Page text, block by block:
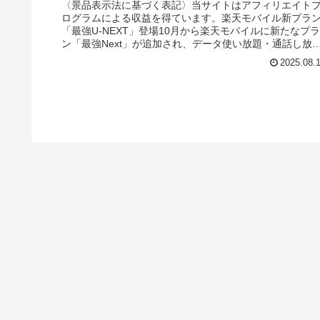
〈景品表示法に基づく表記〉当サイトはアフィリエイト
ログラムによる収益を得ています。楽天モバイル新プラン
「最強U-NEXT」登場10月から楽天モバイルに新たなプラ
ン「最強Next」が追加され、データ使い放題・通話し放